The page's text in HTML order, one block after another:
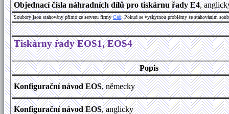
Objednací čísla náhradních dílů pro tiskárnu řady E4,
Soubory jsou stahovány přímo ze serveru firmyCab. Pokud se vyskytnou problémy se stahováním
Tiskárny řady EOS1, EOS4
Popis
Konfigurační návod EOS, německy
Konfigurační návod EOS, anglicky